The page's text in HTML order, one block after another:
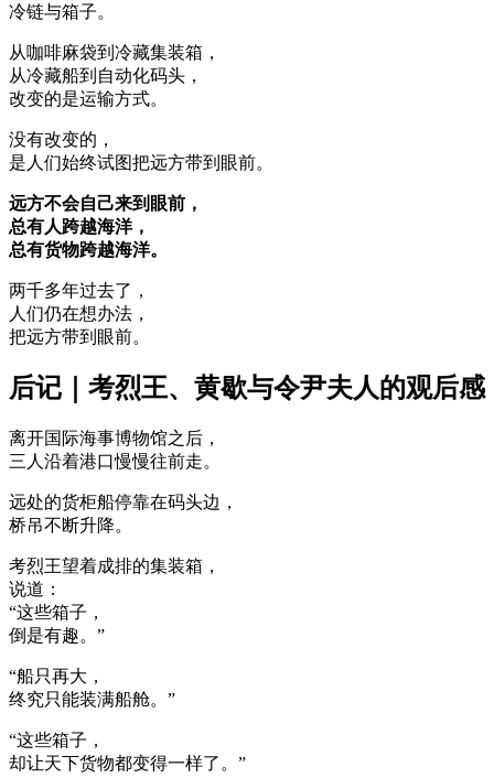
冷链与箱子。
从咖啡麻袋到冷藏集装箱，
从冷藏船到自动化码头，
改变的是运输方式。
没有改变的，
是人们始终试图把远方带到眼前。
远方不会自己来到眼前，
总有人跨越海洋，
总有货物跨越海洋。
两千多年过去了，
人们仍在想办法，
把远方带到眼前。
后记｜考烈王、黄歇与令尹夫人的观后感
离开国际海事博物馆之后，
三人沿着港口慢慢往前走。
远处的货柜船停靠在码头边，
桥吊不断升降。
考烈王望着成排的集装箱，
说道：
“这些箱子，
倒是有趣。”
“船只再大，
终究只能装满船舱。”
“这些箱子，
却让天下货物都变得一样了。”